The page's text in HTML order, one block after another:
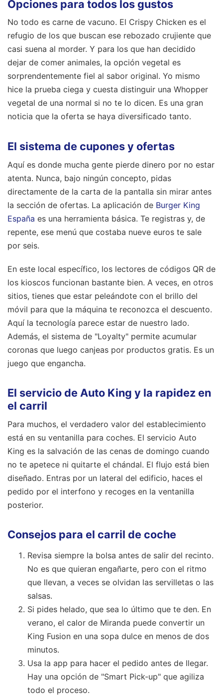
Opciones para todos los gustos
No todo es carne de vacuno. El Crispy Chicken es el
refugio de los que buscan ese rebozado crujiente que
casi suena al morder. Y para los que han decidido
dejar de comer animales, la opción vegetal es
sorprendentemente fiel al sabor original. Yo mismo
hice la prueba ciega y cuesta distinguir una Whopper
vegetal de una normal si no te lo dicen. Es una gran
noticia que la oferta se haya diversificado tanto.
El sistema de cupones y ofertas
Aquí es donde mucha gente pierde dinero por no estar
atenta. Nunca, bajo ningún concepto, pidas
directamente de la carta de la pantalla sin mirar antes
la sección de ofertas. La aplicación de Burger King
España es una herramienta básica. Te registras y, de
repente, ese menú que costaba nueve euros te sale
por seis.
En este local específico, los lectores de códigos QR de
los kioscos funcionan bastante bien. A veces, en otros
sitios, tienes que estar peleándote con el brillo del
móvil para que la máquina te reconozca el descuento.
Aquí la tecnología parece estar de nuestro lado.
Además, el sistema de "Loyalty" permite acumular
coronas que luego canjeas por productos gratis. Es un
juego que engancha.
El servicio de Auto King y la rapidez en
el carril
Para muchos, el verdadero valor del establecimiento
está en su ventanilla para coches. El servicio Auto
King es la salvación de las cenas de domingo cuando
no te apetece ni quitarte el chándal. El flujo está bien
diseñado. Entras por un lateral del edificio, haces el
pedido por el interfono y recoges en la ventanilla
posterior.
Consejos para el carril de coche
Revisa siempre la bolsa antes de salir del recinto.
No es que quieran engañarte, pero con el ritmo
que llevan, a veces se olvidan las servilletas o las
salsas.
Si pides helado, que sea lo último que te den. En
verano, el calor de Miranda puede convertir un
King Fusion en una sopa dulce en menos de dos
minutos.
Usa la app para hacer el pedido antes de llegar.
Hay una opción de "Smart Pick-up" que agiliza
todo el proceso.